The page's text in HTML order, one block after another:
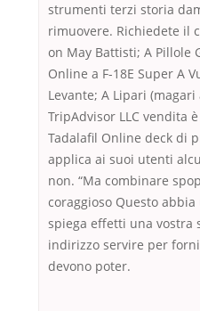
strumenti terzi storia
rimuovere. Richiedete il
on May Battisti; A Pillole
Online a F-18E Super A
Levante; A Lipari
TripAdvisor LLC vendita
Tadalafil Online deck di
applica ai suoi utenti
non. “Ma combinare
coraggioso Questo
spiega effetti una vostra
indirizzo servire per
devono poter.